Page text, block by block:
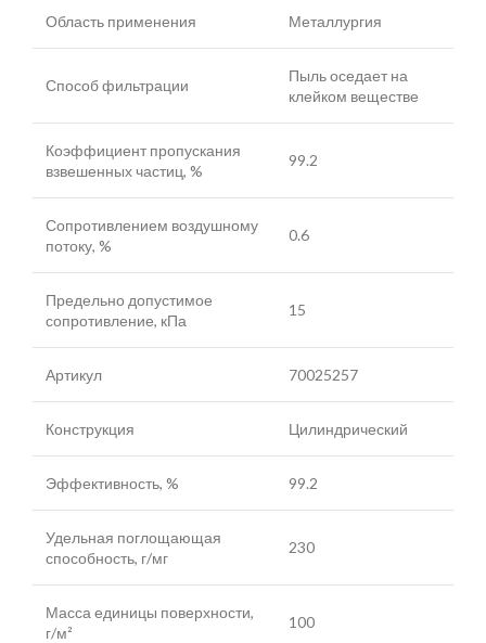
Область применения Металлургия
Способ фильтрации
Пыль оседает на
клейком веществе
Коэффициент пропускания
взвешенных частиц, %
99.2
Сопротивлением воздушному
потоку, %
0.6
Предельно допустимое
сопротивление, кПа
15
Артикул 70025257
Конструкция Цилиндрический
Эффективность, % 99.2
Удельная поглощающая
способность, г/мг
230
Масса единицы поверхности,
г/м²
100